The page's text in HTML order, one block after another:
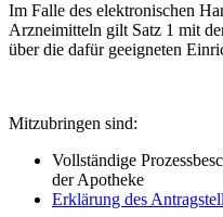
Im Falle des elektronischen
Arzneimitteln gilt Satz 1 mit
über die dafür geeigneten
Mitzubringen sind:
Vollständige
der Apotheke
Erklärung des